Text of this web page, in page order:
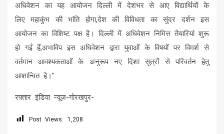
अधिवेशन का यह आयोजन दिल्ली में देशभर से आए विद्यार्थियों के
लिए महाकुंभ की भांति होगा,देश की विविधता का सुंदर दर्शन इस
आयोजन का विशिष्ट पक्ष है। दिल्ली में अधिवेशन निमित्त तैयारियां शुरू
हो गईं हैं,अभाविप इस अधिवेशन द्वारा युवाओं के विषयों पर विमर्श से
वर्तमान आवश्यकताओं के अनुरूप नए दिशा सूत्रों से परिवर्तन हेतु
आशान्वित है।”
रफ़्तार इंडिया न्यूज़-गोरखपुर-
Post Views: 1,208